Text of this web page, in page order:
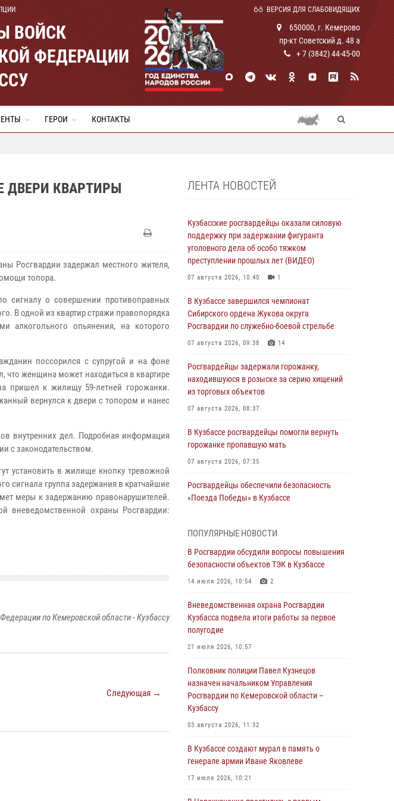
ВЕРСИЯ ДЛЯ СЛАБОВИДЯЩИХ
ВОЙСК
ФЕДЕРАЦИИ
650000, г. Кемерово
пр-кт Советский д. 48 а
+ 7 (3842) 44-45-00
ГЕРОИ КОНТАКТЫ
ДВЕРИ КВАРТИРЫ
Росгвардии задержал местного жителя,
топора.
сигналу о совершении противоправных
В одной из квартир стражи правопорядка
алкогольного опьянения, на которого
поссорился с супругой и на фоне
что женщина может находиться в квартире
пришел к жилищу 59-летней горожанки.
вернулся к двери с топором и нанес
внутренних дел. Подробная информация
с законодательством.
установить в жилище кнопку тревожной
сигнала группа задержания в кратчайшие
меры к задержанию правонарушителей.
вневедомственной охраны Росгвардии:
по Кемеровской области - Кузбассу
Следующая →
ЛЕНТА НОВОСТЕЙ
Кузбасские росгвардейцы оказали силовую
поддержку при задержании фигуранта
уголовного дела об особо тяжком
преступлении прошлых лет (ВИДЕО)
07 августа 2026, 10:40 1
В Кузбассе завершился чемпионат
Сибирского ордена Жукова округа
Росгвардии по служебно-боевой стрельбе
07 августа 2026, 09:38 14
Росгвардейцы задержали горожанку,
находившуюся в розыске за серию хищений
из торговых объектов
07 августа 2026, 08:37
В Кузбассе росгвардейцы помогли вернуть
горожанке пропавшую мать
07 августа 2026, 07:35
Росгвардейцы обеспечили безопасность
«Поезда Победы» в Кузбассе
Генерал-полковник Олег Плохой поздравил
специалистов организационно-штатных
подразделений Росгвардии с
профессиональным праздником
С 1 сентября 2026 года вступает в силу новый
федеральный закон о частной охранной
Росгвардейцы задержали предполагаемого
виновника причинения ножевого ранения
кемеровчанину
06 августа 2026, 09:18
Росгвардейцы задержали мужчину,
повредившего имущество горожанки
06 августа 2026, 08:17
ПОПУЛЯРНЫЕ НОВОСТИ
В Росгвардии обсудили вопросы повышения
безопасности объектов ТЭК в Кузбассе
14 июля 2026, 10:54 2
Вневедомственная охрана Росгвардии
Кузбасса подвела итоги работы за первое
полугодие
21 июля 2026, 10:57
Полковник полиции Павел Кузнецов
назначен начальником Управления
Росгвардии по Кемеровской области –
Кузбассу
03 августа 2026, 11:32
В Кузбассе создают мурал в память о
генерале армии Иване Яковлеве
17 июля 2026, 10:21